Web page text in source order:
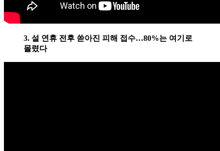
3. 설 연휴 전후 쏟아진 피해 접수…80%는 여기로
몰렸다